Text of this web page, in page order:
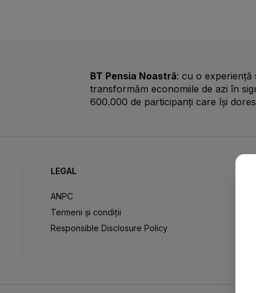
BT Pensia Noastră: cu o experiență
transformăm economiile de azi în
600.000 de participanți care își
LEGAL
ANPC
Termeni și condiții
Responsible Disclosure Policy